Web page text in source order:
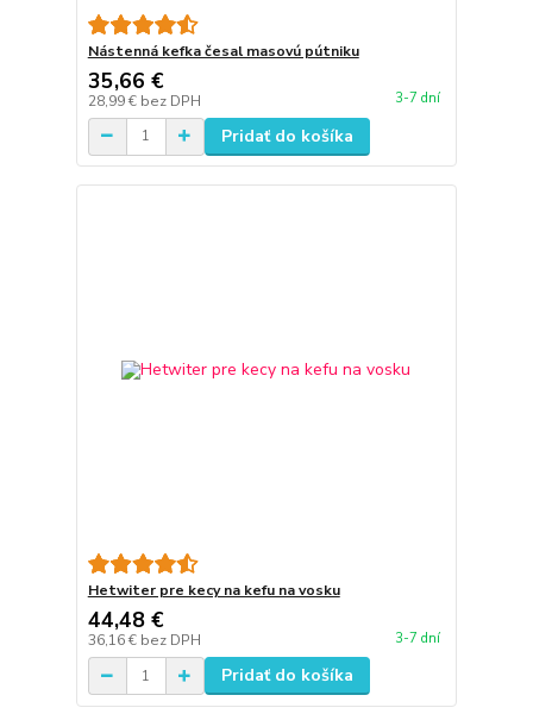
Nástenná kefka česal masovú pútniku
35,66 €
28,99 € bez DPH 3-7 dní
Pridať do košíka
Hetwiter pre kecy na kefu na vosku
44,48 €
36,16 € bez DPH 3-7 dní
Pridať do košíka